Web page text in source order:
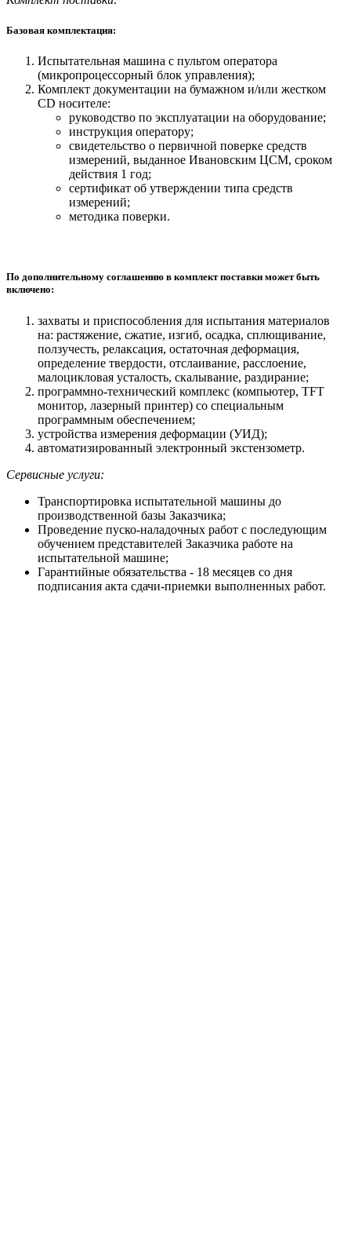
Базовая комплектация:
Испытательная машина с пультом оператора
(микропроцессорный блок управления);
Комплект документации на бумажном и/или жестком
СD носителе:
руководство по эксплуатации на оборудование;
инструкция оператору;
свидетельство о первичной поверке средств
измерений, выданное Ивановским ЦСМ, сроком
действия 1 год;
сертификат об утверждении типа средств
измерений;
методика поверки.
По дополнительному соглашению в комплект поставки может быть
включено:
захваты и приспособления для испытания материалов
на: растяжение, сжатие, изгиб, осадка, сплющивание,
ползучесть, релаксация, остаточная деформация,
определение твердости, отслаивание, расслоение,
малоцикловая усталость, скалывание, раздирание;
программно-технический комплекс (компьютер, TFT
монитор, лазерный принтер) со специальным
программным обеспечением;
устройства измерения деформации (УИД);
автоматизированный электронный экстензометр.
Сервисные услуги:
Транспортировка испытательной машины до
производственной базы Заказчика;
Проведение пуско-наладочных работ с последующим
обучением представителей Заказчика работе на
испытательной машине;
Гарантийные обязательства - 18 месяцев со дня
подписания акта сдачи-приемки выполненных работ.